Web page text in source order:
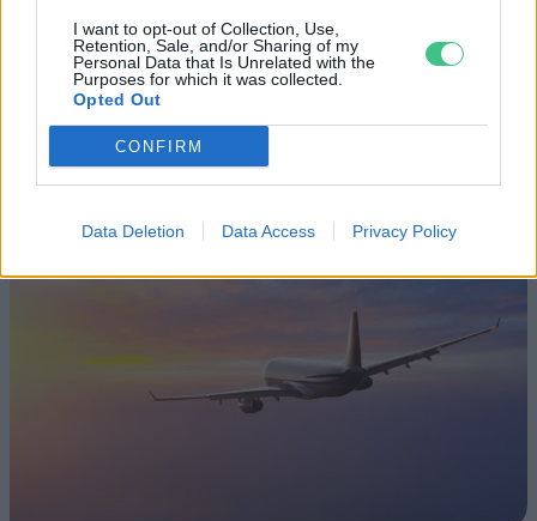
I want to opt-out of Collection, Use,
Retention, Sale, and/or Sharing of my
Personal Data that Is Unrelated with the
Purposes for which it was collected.
Opted Out
CONFIRM
Data Deletion Data Access Privacy Policy
Fővárosi Állatkert
ÉLŐ BOLYGÓNK
Szedd magad őszibarack: itt vannak
a legjobb lelőhelyek!
SZEMLE